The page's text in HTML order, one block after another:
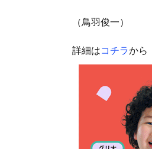
（鳥羽俊一）
詳細はコチラから